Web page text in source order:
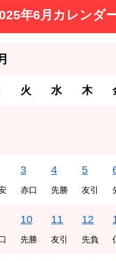
年6月カレンダ
火 水 木
3
赤口
4
先勝
5
友引
10
先勝
11
友引
12
先負